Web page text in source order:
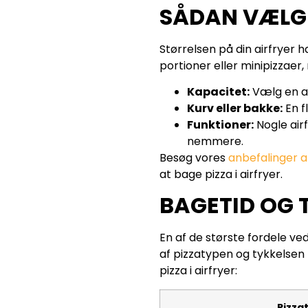
SÅDAN
Størrelsen på din airfryer
portioner eller
Kapacitet:Vælg en
Kurv eller bakke: En
Funktioner: Nogle
nemmere.
Besøg voresanbefalinger
at bage pizza i airfryer.
BAGETID OG
En af de største fordele
af pizzatypen og
pizza i airfryer: